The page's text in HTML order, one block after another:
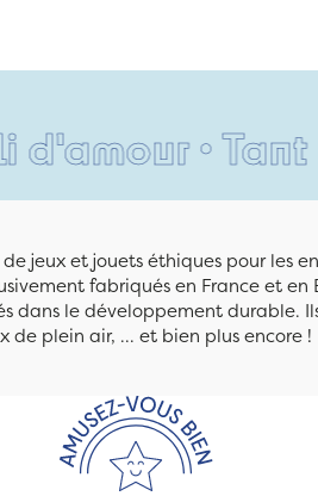
• Tant pis
jeux et jouets éthiques pour les
fabriqués en France et en
dans le développement durable.
de plein air, ... et bien plus encore !